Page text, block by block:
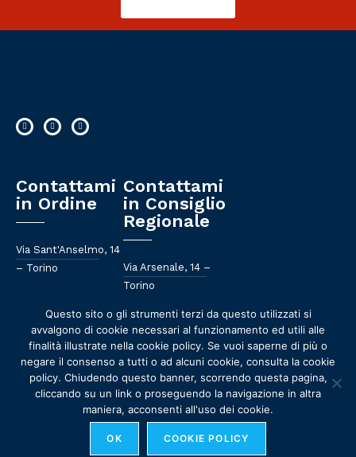
Contattami
in Ordine
Via Sant'Anselmo, 14
– Torino
segreteria@ordinefarmacisti.torino.it
Contattami
in Consiglio
Regionale
Via Arsenale, 14 –
Torino
011 57 57 081
mario@mariogiaccone.it
© Tutti i diritti riservati
Privacy Policy | Cookie Policy
Questo sito o gli strumenti terzi da questo utilizzati si
avvalgono di cookie necessari al funzionamento ed utili alle
finalità illustrate nella cookie policy. Se vuoi saperne di più o
negare il consenso a tutti o ad alcuni cookie, consulta la cookie
policy. Chiudendo questo banner, scorrendo questa pagina,
cliccando su un link o proseguendo la navigazione in altra
maniera, acconsenti all'uso dei cookie.
OK COOKIE POLICY